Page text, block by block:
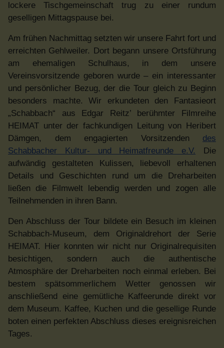
lockere Tischgemeinschaft trug zu einer rundum
geselligen Mittagspause bei.
Am frühen Nachmittag setzten wir unsere Fahrt fort und
erreichten Gehlweiler. Dort begann unsere Ortsführung
am ehemaligen Schulhaus, in dem unsere
Vereinsvorsitzende geboren wurde – ein interessanter
und persönlicher Bezug, der die Tour gleich zu Beginn
besonders machte. Wir erkundeten den Fantasieort
„Schabbach“ aus Edgar Reitz’ berühmter Filmreihe
HEIMAT unter der fachkundigen Leitung von Heribert
Dämgen, dem engagierten Vorsitzenden des
Schabbacher Kultur- und Heimatfreunde e.V.
Die
aufwändig gestalteten Kulissen, liebevoll erhaltenen
Details und Geschichten rund um die Dreharbeiten
ließen die Filmwelt lebendig werden und zogen alle
Teilnehmenden in ihren Bann.
Den Abschluss der Tour bildete ein Besuch im kleinen
Schabbach-Museum, dem Originaldrehort der Serie
HEIMAT. Hier konnten wir nicht nur Originalrequisiten
besichtigen, sondern auch die authentische
Atmosphäre der Dreharbeiten noch einmal erleben. Bei
bestem spätsommerlichem Wetter genossen wir
anschließend eine gemütliche Kaffeerunde direkt vor
dem Museum. Kaffee, Kuchen und die gesellige Runde
boten einen perfekten Abschluss dieses ereignisreichen
Tages.